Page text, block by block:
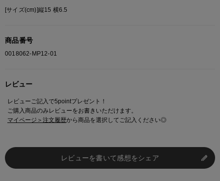
[サイズ(cm)]縦15 横6.5
商品番号
0018062-MP12-01
レビュー
レビューご記入で5pointプレゼント！
ご購入商品のみレビューをお書きいただけます。
マイページ＞注文履歴から商品を選択してご記入ください◎
レビューを書いて感想をシェア